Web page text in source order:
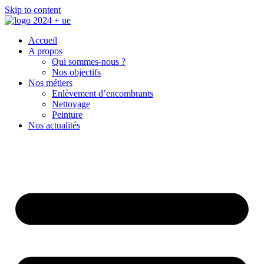
Skip to content
Accueil
A propos
Qui sommes-nous ?
Nos objectifs
Nos métiers
Enlèvement d’encombrants
Nettoyage
Peinture
Nos actualités